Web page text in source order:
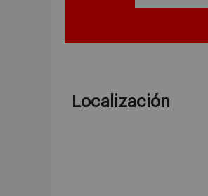
Localización